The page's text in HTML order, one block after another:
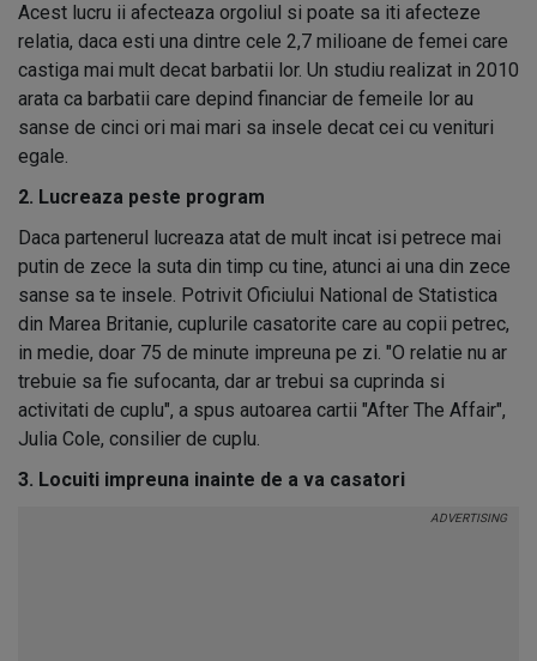
Acest lucru ii afecteaza orgoliul si poate sa iti afecteze
relatia, daca esti una dintre cele 2,7 milioane de femei care
castiga mai mult decat barbatii lor. Un studiu realizat in 2010
arata ca barbatii care depind financiar de femeile lor au
sanse de cinci ori mai mari sa insele decat cei cu venituri
egale.
2. Lucreaza peste program
Daca partenerul lucreaza atat de mult incat isi petrece mai
putin de zece la suta din timp cu tine, atunci ai una din zece
sanse sa te insele. Potrivit Oficiului National de Statistica
din Marea Britanie, cuplurile casatorite care au copii petrec,
in medie, doar 75 de minute impreuna pe zi. "O relatie nu ar
trebuie sa fie sufocanta, dar ar trebui sa cuprinda si
activitati de cuplu", a spus autoarea cartii "After The Affair",
Julia Cole, consilier de cuplu.
3. Locuiti impreuna inainte de a va casatori